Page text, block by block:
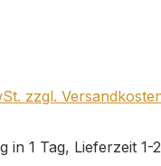
zzgl.
in 1 Tag, Lieferzeit 1-